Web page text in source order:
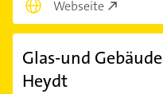
Webseite
Glas-und
Heydt